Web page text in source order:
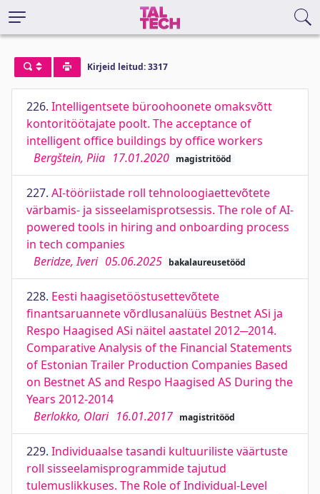
Kirjeid leitud: 3317
226. Intelligentsete büroohoonete omaksvõtt
kontoritöötajate poolt. The acceptance of
intelligent office buildings by office workers
Bergštein, Piia 17.01.2020 magistritööd
227. AI-tööriistade roll tehnoloogiaettevõtete
värbamis- ja sisseelamisprotsessis. The role of AI-
powered tools in hiring and onboarding process
in tech companies
Beridze, Iveri 05.06.2025 bakalaureusetööd
228. Eesti haagisetööstusettevõtete
finantsaruannete võrdlusanalüüs Bestnet ASi ja
Respo Haagised ASi näitel aastatel 2012─2014.
Comparative Analysis of the Financial Statements
of Estonian Trailer Production Companies Based
on Bestnet AS and Respo Haagised AS During the
Years 2012-2014
Berlokko, Olari 16.01.2017 magistritööd
229. Individuaalse tasandi kultuuriliste väärtuste
roll sisseelamisprogrammide tajutud
tulemuslikkuses. The Role of Individual-Level